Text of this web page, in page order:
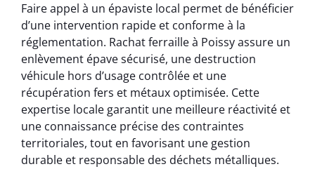
Faire appel à un épaviste local permet de bénéficier
d’une intervention rapide et conforme à la
réglementation. Rachat ferraille à Poissy assure un
enlèvement épave sécurisé, une destruction
véhicule hors d’usage contrôlée et une
récupération fers et métaux optimisée. Cette
expertise locale garantit une meilleure réactivité et
une connaissance précise des contraintes
territoriales, tout en favorisant une gestion
durable et responsable des déchets métalliques.